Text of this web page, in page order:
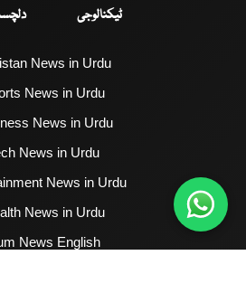
ٹیکنالوجی
News in Urdu
News in Urdu
News in Urdu
News in Urdu
News in Urdu
News in Urdu
News English